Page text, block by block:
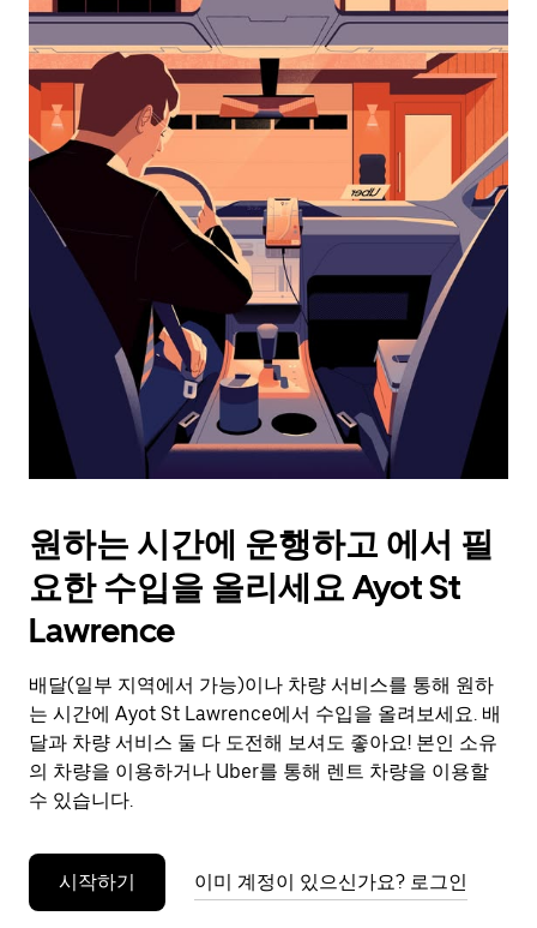
작
면
아
래
화
살
표
러
날
짜
캘
린
더
를
닫
려
면
Esc
키
를
누
세
원하는 시간에 운행하고 에서 필
요한 수입을 올리세요 Ayot St
Lawrence
배달(일부 지역에서 가능)이나 차량 서비스를 통해 원하
는 시간에 Ayot St Lawrence에서 수입을 올려보세요. 배
달과 차량 서비스 둘 다 도전해 보셔도 좋아요! 본인 소유
의 차량을 이용하거나 Uber를 통해 렌트 차량을 이용할
수 있습니다.
시작하기 이미 계정이 있으신가요? 로그인